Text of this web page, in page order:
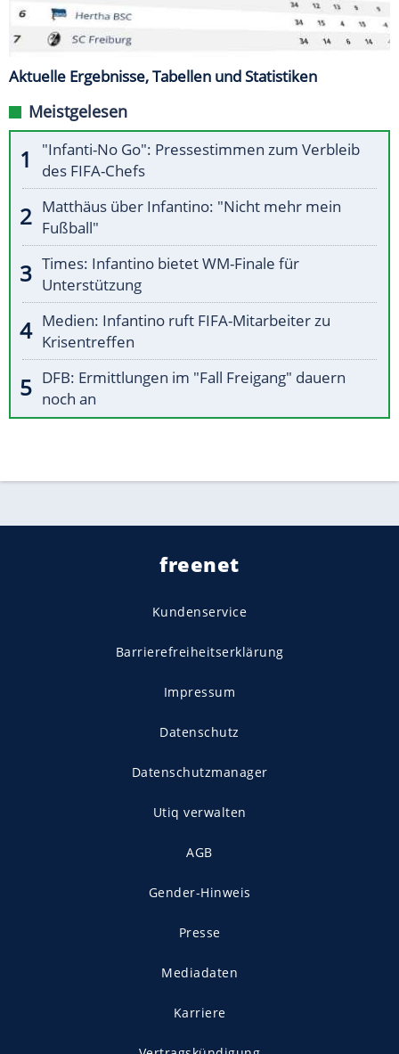
Aktuelle Ergebnisse, Tabellen und Statistiken
Meistgelesen
"Infanti-No Go": Pressestimmen zum Verbleib
des FIFA-Chefs
Matthäus über Infantino: "Nicht mehr mein
Fußball"
Times: Infantino bietet WM-Finale für
Unterstützung
Medien: Infantino ruft FIFA-Mitarbeiter zu
Krisentreffen
DFB: Ermittlungen im "Fall Freigang" dauern
noch an
freenet
Kundenservice
Barrierefreiheitserklärung
Impressum
Datenschutz
Datenschutzmanager
Utiq verwalten
AGB
Gender-Hinweis
Presse
Mediadaten
Karriere